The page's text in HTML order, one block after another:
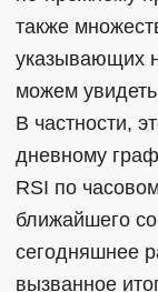
также
указывающих
можем
В частности,
дневному
RSI по
ближайшего
сегодняшнее
вызванное